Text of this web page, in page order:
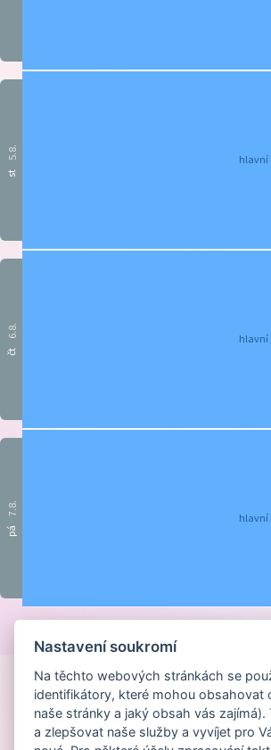
st
5.8. hlavní
čt
6.8. hlavní
pá
7.8.
hlavní
Nastavení soukromí
Na těchto webových stránkách se
identifikátory, které mohou obsahovat
naše stránky a jaký obsah vás
a zlepšovat naše služby a vyvíjet pro